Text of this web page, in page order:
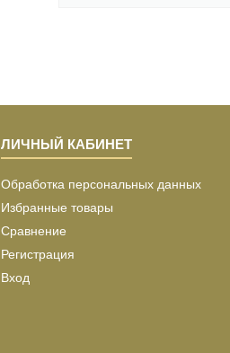
ЛИЧНЫЙ КАБИНЕТ
Обработка персональных данных
Избранные товары
Сравнение
Регистрация
Вход